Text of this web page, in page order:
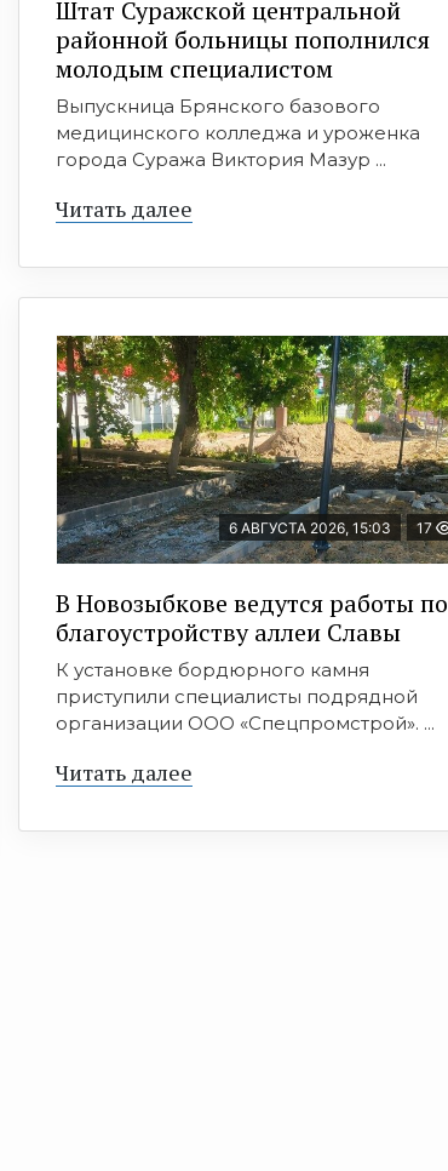
Штат Суражской центральной
районной больницы пополнился
молодым специалистом
Выпускница Брянского базового
медицинского колледжа и уроженка
города Суража Виктория Мазур ...
Читать далее
6 АВГУСТА 2026, 15:03 17
В Новозыбкове ведутся работы по
благоустройству аллеи Славы
К установке бордюрного камня
приступили специалисты подрядной
организации ООО «Спецпромстрой». ...
Читать далее